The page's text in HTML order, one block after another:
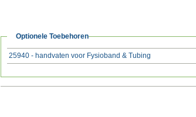
Optionele Toebehoren
25940 - handvaten voor Fysioband & Tubing